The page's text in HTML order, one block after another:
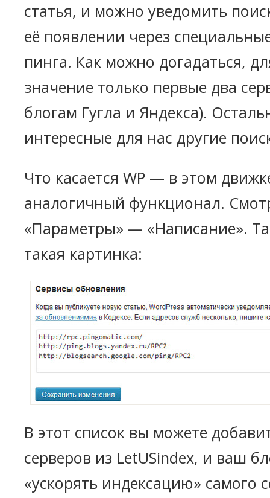
статья, и можно уведомить
её появлении через
пинга. Как можно догадаться,
значение только первые два
блогам Гугла и Яндекса).
интересные для нас другие
Что касается WP — в этом
аналогичный функционал.
«Параметры» — «Написание».
такая картинка:
В этот список вы можете
серверов из LetUSindex, и ваш
«ускорять индексацию» самого